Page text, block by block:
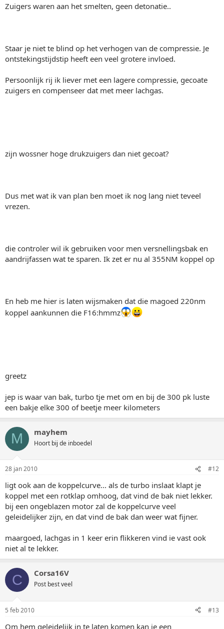
Zuigers waren aan het smelten, geen detonatie..
Staar je niet te blind op het verhogen van de compressie. Je
ontstekingstijdstip heeft een veel grotere invloed.
Persoonlijk rij ik liever met een lagere compressie, gecoate
zuigers en compenseer dat met meer lachgas.
zijn wossner hoge drukzuigers dan niet gecoat?
Dus met wat ik van plan ben moet ik nog lang niet teveel
vrezen.
die controler wil ik gebruiken voor men versnellingsbak en
aandrijfassen wat te sparen. Ik zet er nu al 355NM koppel op
En heb me hier is laten wijsmaken dat die magoed 220nm
koppel aankunnen die F16:hmmz
greetz
jep is waar van bak, turbo tje met om en bij de 300 pk luste
een bakje elke 300 of beetje meer kilometers
M mayhem
Hoort bij de inboedel
28 jan 2010 #12
ligt ook aan de koppelcurve... als de turbo inslaat klapt je
koppel met een rotklap omhoog, dat vind de bak niet lekker.
bij een ongeblazen motor zal de koppelcurve veel
geleidelijker zijn, en dat vind de bak dan weer wat fijner.
maargoed, lachgas in 1 keer erin flikkeren vind ie vast ook
niet al te lekker.
C Corsa16V
Post best veel
5 feb 2010 #13
Om hem geleidelijk in te laten komen kan je een